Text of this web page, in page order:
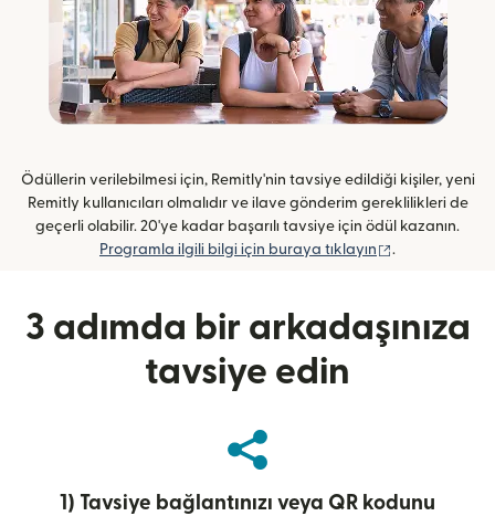
Ödüllerin verilebilmesi için, Remitly'nin tavsiye edildiği kişiler, yeni
Remitly kullanıcıları olmalıdır ve ilave gönderim gereklilikleri de
geçerli olabilir. 20'ye kadar başarılı tavsiye için ödül kazanın.
Programla ilgili bilgi için buraya tıklayın
.
3 adımda bir arkadaşınıza
tavsiye edin
1) Tavsiye bağlantınızı veya QR kodunu